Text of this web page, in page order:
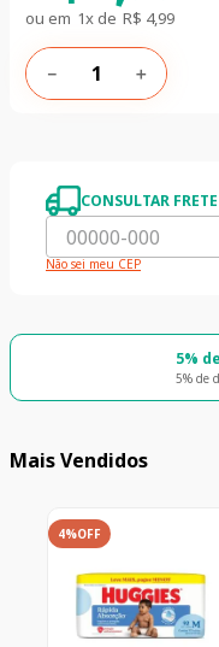
ou em 1x de R$ 4,99
＋
－
CONSULTAR FRETE
Não sei meu CEP
5%
5% de
Mais Vendidos
4%OFF